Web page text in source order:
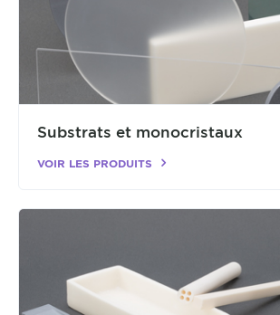
Substrats et monocristaux
VOIR LES PRODUITS